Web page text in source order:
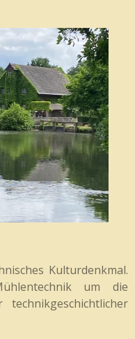
Kulturdenkmal.
um die